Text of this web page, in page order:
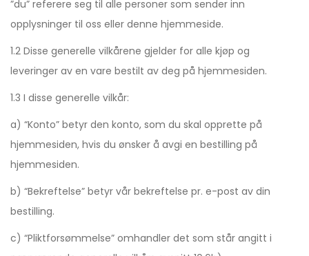
”du” referere seg til alle personer som sender inn
opplysninger til oss eller denne hjemmeside.
1.2 Disse generelle vilkårene gjelder for alle kjøp og
leveringer av en vare bestilt av deg på hjemmesiden.
1.3 I disse generelle vilkår:
a) “Konto” betyr den konto, som du skal opprette på
hjemmesiden, hvis du ønsker å avgi en bestilling på
hjemmesiden.
b) “Bekreftelse” betyr vår bekreftelse pr. e-post av din
bestilling.
c) “Pliktforsømmelse” omhandler det som står angitt i